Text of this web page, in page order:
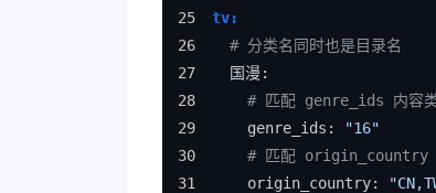
tv:
# 分类名同时也是目录名
  国漫:
# 匹配 genre_ids 内容类
    genre_ids:
"16"
# 匹配 origin_country 国
    origin_country: